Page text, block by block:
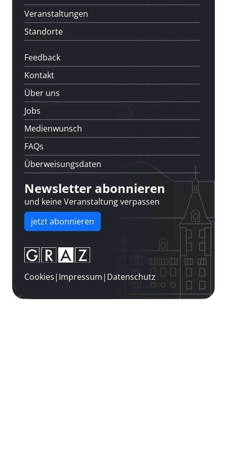
Veranstaltungen
Standorte
Feedback
Kontakt
Über uns
Jobs
Medienwunsch
FAQs
Überweisungsdaten
Newsletter abonnieren
und keine Veranstaltung verpassen
jetzt abonnieren
Cookies| Impressum| Datenschutz